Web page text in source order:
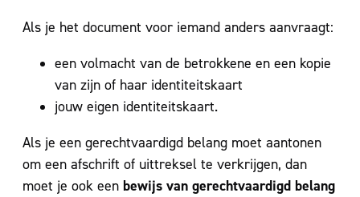
Als je het document voor iemand anders aanvraagt:
een volmacht van de betrokkene en een kopie
van zijn of haar identiteitskaart
jouw eigen identiteitskaart.
Als je een gerechtvaardigd belang moet aantonen
om een afschrift of uittreksel te verkrijgen, dan
moet je ook een bewijs van gerechtvaardigd belang